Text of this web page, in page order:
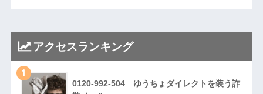
アクセスランキング
1
0120-992-504 ゆうちょダイレクトを装う詐